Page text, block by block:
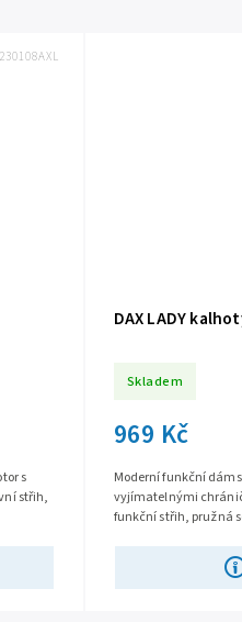
s
střih,
DAX LADY
Skladem
969 Kč
Moderní funkční
vyjímatelnými
funkční střih, pružná